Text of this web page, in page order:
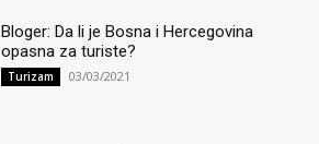
Bloger: Da li je Bosna i Hercegovina
opasna za turiste?
Turizam 03/03/2021